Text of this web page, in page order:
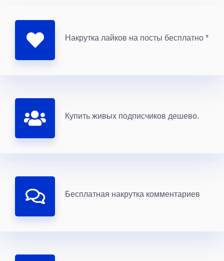
Накрутка лайков на посты бесплатно *
Купить живых подписчиков дешево.
Бесплатная накрутка комментариев